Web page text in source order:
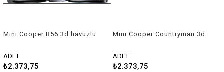
Mini Cooper R56 3d havuzlu
ADET
₺2.373,75
Mini Cooper Countryman 3d
ADET
₺2.373,75